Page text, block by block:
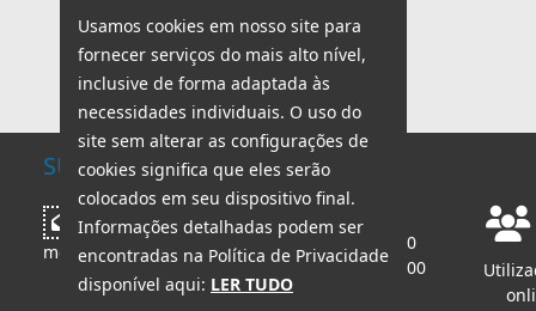
SUPORTE TÉCNICO
Escrever
mensagem
Horário de trabalho:
seg - sex: 8:00 - 18:00
sáb - dom: 8:00 - 14:00
Usamos cookies em nosso site para
fornecer serviços do mais alto nível,
inclusive de forma adaptada às
necessidades individuais. O uso do
site sem alterar as configurações de
cookies significa que eles serão
colocados em seu dispositivo final.
Informações detalhadas podem ser
encontradas na Política de Privacidade
disponível aqui: LER TUDO